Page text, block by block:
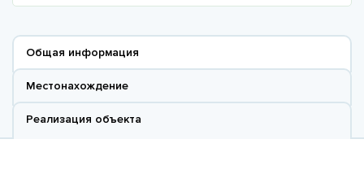
Общая информация
Местонахождение
Реализация объекта